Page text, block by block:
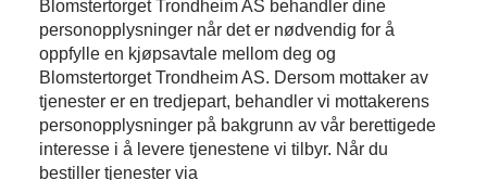
Blomstertorget Trondheim AS behandler dine
personopplysninger når det er nødvendig for å
oppfylle en kjøpsavtale mellom deg og
Blomstertorget Trondheim AS. Dersom mottaker av
tjenester er en tredjepart, behandler vi mottakerens
personopplysninger på bakgrunn av vår berettigede
interesse i å levere tjenestene vi tilbyr. Når du
bestiller tjenester via